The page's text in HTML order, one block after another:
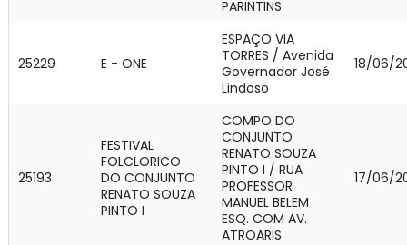
PARINTINS
25229 E - ONE
ESPAÇO VIA
TORRES / Avenida
Governador José
Lindoso
18/06/
25193
FESTIVAL
FOLCLORICO
DO CONJUNTO
RENATO SOUZA
PINTO I
COMPO DO
CONJUNTO
RENATO SOUZA
PINTO I / RUA
PROFESSOR
MANUEL BELEM
ESQ. COM AV.
ATROARIS
17/06/